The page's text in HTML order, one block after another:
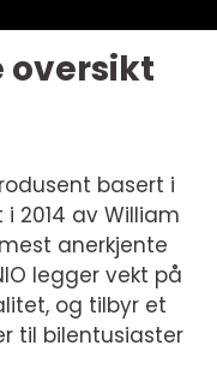
oversikt
basert i
2014 av William
anerkjente
legger vekt på
og tilbyr et
til bilentusiaster